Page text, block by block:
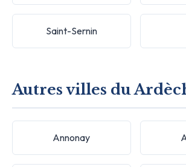
Saint-Sernin
Autres villes du
Annonay